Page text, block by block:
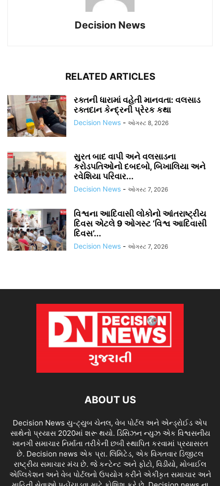
Decision News
RELATED ARTICLES
રક્તની ધારામાં વહેતી માનવતા: વલસાડ
રક્તદાન કેન્દ્રની પ્રેરક કથા
Decision News - ઓગસ્ટ 8, 2026
સુરત બાદ વાપી અને વલસાડના
કરોડપતિઓનો દબદબો, બિખાલિયા અને
રવેશિયા પરિવાર...
Decision News - ઓગસ્ટ 7, 2026
વિશ્વના આદિવાસી લોકોનો આંતરાષ્ટ્રીય
દિવસ એટલે 9 ઓગસ્ટ ‘વિશ્વ આદિવાસી
દિવસ’...
Decision News - ઓગસ્ટ 7, 2026
ABOUT US
Decision News યુ-ટ્યુબ ચેનલ, વેબ પોર્ટલ અને એન્ડ્રોઈડ એપ
સાથેનો પ્રયાસ 2020માં શરૂ થયો. ડિસિઝન ન્યુઝ એક વિશ્વસનીય
ખાનગી સમાચાર નિર્માતા તરીકેની છબી સ્થાપિત કરવામાં પ્રયાસરત
છે. Decision news એક પ્રા. લિમિટેડ, એક વિગતવાર ડિજીટલ
રાષ્ટ્રીય સમાચાર મંચ છે. જે કન્ટેન્ટ અને ફોટો, વિડીયો, મોબાઈલ
એપ્લિકેશન અને વેબ પોર્ટલનો ઉપયોગ કરીને એકીકૃત સમાચાર અને